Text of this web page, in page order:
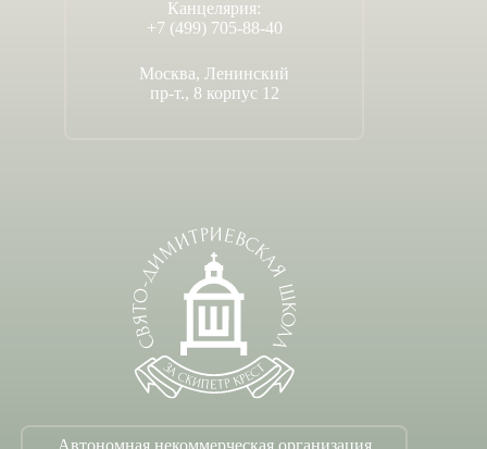
Канцелярия:
+7 (499) 705-88-40
Москва, Ленинский
пр-т., 8 корпус 12